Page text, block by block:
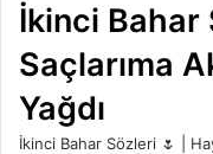
İkinci Bahar
Saçlarıma
Yağdı
İkinci Bahar Sözleri 🌷 |